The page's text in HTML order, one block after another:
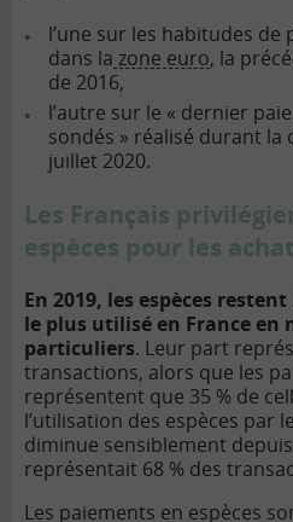
l’une sur les habitudes de
dans la zone euro, la
de 2016,
l’autre sur le « dernier
sondés » réalisé durant la
juillet 2020.
Les Français
espèces pour les
En 2019, les espèces
le plus utilisé en France en
particuliers. Leur part
transactions, alors que les
représentent que 35 % de
l’utilisation des espèces par
diminue sensiblement depuis
représentait 68 % des
Les paiements en espèces